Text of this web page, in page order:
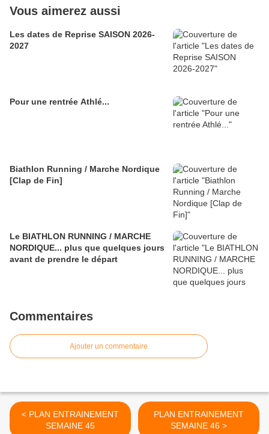
Vous aimerez aussi
Les dates de Reprise SAISON 2026-
2027
Pour une rentrée Athlé...
Biathlon Running / Marche Nordique
[Clap de Fin]
Le BIATHLON RUNNING / MARCHE
NORDIQUE... plus que quelques jours
avant de prendre le départ
Commentaires
Ajouter un commentaire
< PLAN ENTRAINEMENT
SEMAINE 45
PLAN ENTRAINEMENT
SEMAINE 46 >